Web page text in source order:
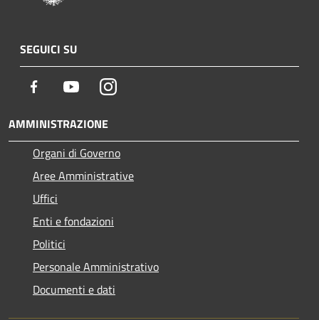
SEGUICI SU
Facebook YoutubeInstagram
AMMINISTRAZIONE
Organi di Governo
Aree Amministrative
Uffici
Enti e fondazioni
Politici
Personale Amministrativo
Documenti e dati